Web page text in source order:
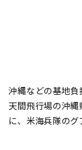
沖縄などの基地
天間飛行場の沖
に、米海兵隊の